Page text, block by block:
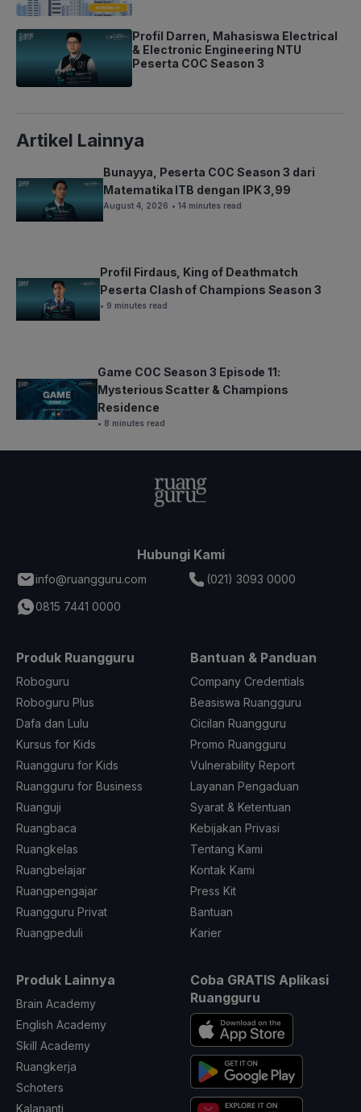
Profil Darren, Mahasiswa Electrical
& Electronic Engineering NTU
Peserta COC Season 3
Artikel Lainnya
Bunayya, Peserta COC Season 3 dari
Matematika ITB dengan IPK 3,99
August 4, 2026 • 14 minutes read
Profil Firdaus, King of Deathmatch
Peserta Clash of Champions Season 3
• 9 minutes read
Game COC Season 3 Episode 11:
Mysterious Scatter & Champions
Residence
• 8 minutes read
Hubungi Kami
info@ruangguru.com
(021) 3093 0000
0815 7441 0000
Produk Ruangguru
Roboguru
Roboguru Plus
Dafa dan Lulu
Kursus for Kids
Ruangguru for Kids
Ruangguru for Business
Ruanguji
Ruangbaca
Ruangkelas
Ruangbelajar
Ruangpengajar
Ruangguru Privat
Ruangpeduli
Bantuan & Panduan
Company Credentials
Beasiswa Ruangguru
Cicilan Ruangguru
Promo Ruangguru
Vulnerability Report
Layanan Pengaduan
Syarat & Ketentuan
Kebijakan Privasi
Tentang Kami
Kontak Kami
Press Kit
Bantuan
Karier
Produk Lainnya
Brain Academy
English Academy
Skill Academy
Ruangkerja
Schoters
Kalananti
Coba GRATIS Aplikasi
Ruangguru